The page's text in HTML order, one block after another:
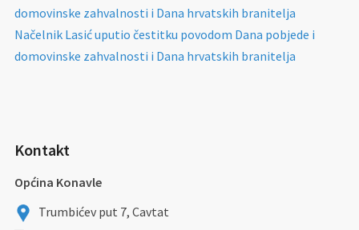
domovinske zahvalnosti i Dana hrvatskih branitelja
Načelnik Lasić uputio čestitku povodom Dana pobjede i
domovinske zahvalnosti i Dana hrvatskih branitelja
Kontakt
Općina Konavle
Trumbićev put 7, Cavtat